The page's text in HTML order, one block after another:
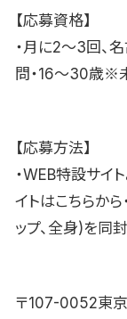
【応募資格】
・月に2〜3回、
問・16〜30歳※
【応募方法】
・WEB特設サイ
イトはこちらか
ップ、全身)を同
〒107-0052東